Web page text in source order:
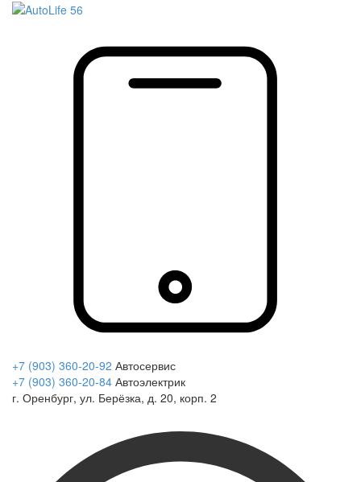
+7 (903) 360-20-92 Автосервис
+7 (903) 360-20-84 Автоэлектрик
г. Оренбург, ул. Берёзка, д. 20, корп. 2